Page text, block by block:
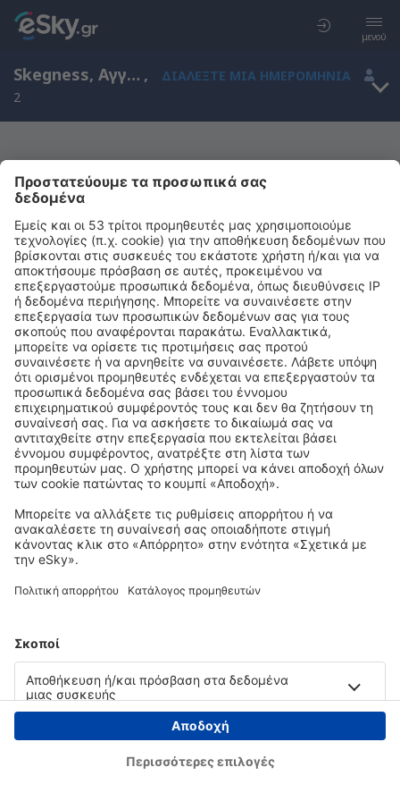
μενού
Skegness, Αγγλία, Ηνωμένο Βασίλειο ,
ΔΙΑΛΈΞΤΕ ΜΙΑ ΗΜΕΡΟΜΗΝΊΑ
2
Μας συγχωρείτε, δεν υπάρχουν
αποτελέσματα για την αναζήτησή σας
Προσπαθήστε να κάνετε αναζήτηση με διαφορετικά κριτήρια
Copyright © eSky.gr. Με την επιφύλαξη παντός νομίμου δικαιώματος.